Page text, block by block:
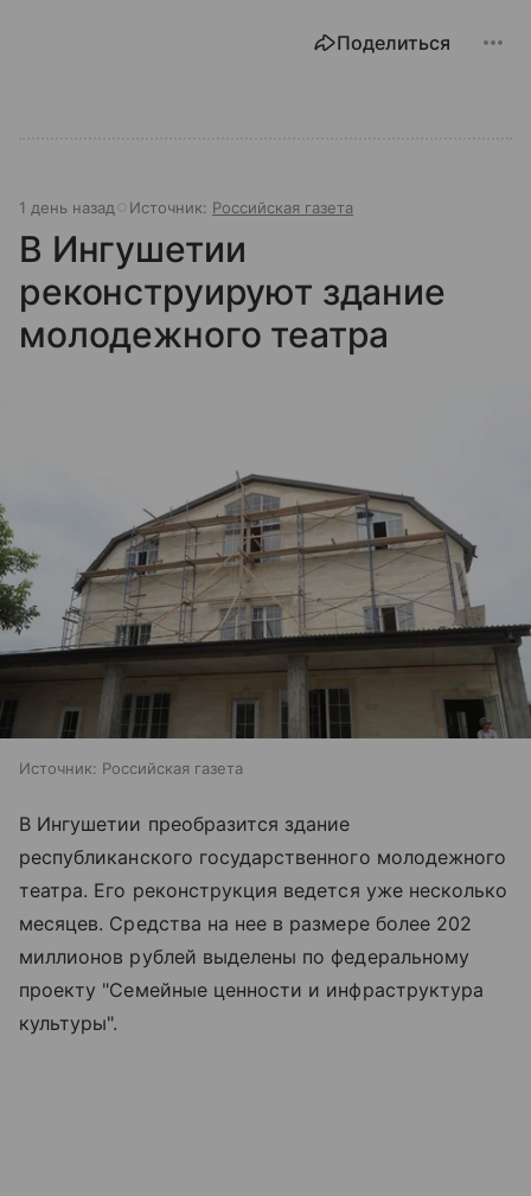
Поделиться
1 день назад Источник: Российская газета
В Ингушетии
реконструируют здание
молодежного театра
Источник: Российская газета
В Ингушетии преобразится здание
республиканского государственного молодежного
театра. Его реконструкция ведется уже несколько
месяцев. Средства на нее в размере более 202
миллионов рублей выделены по федеральному
проекту "Семейные ценности и инфраструктура
культуры".